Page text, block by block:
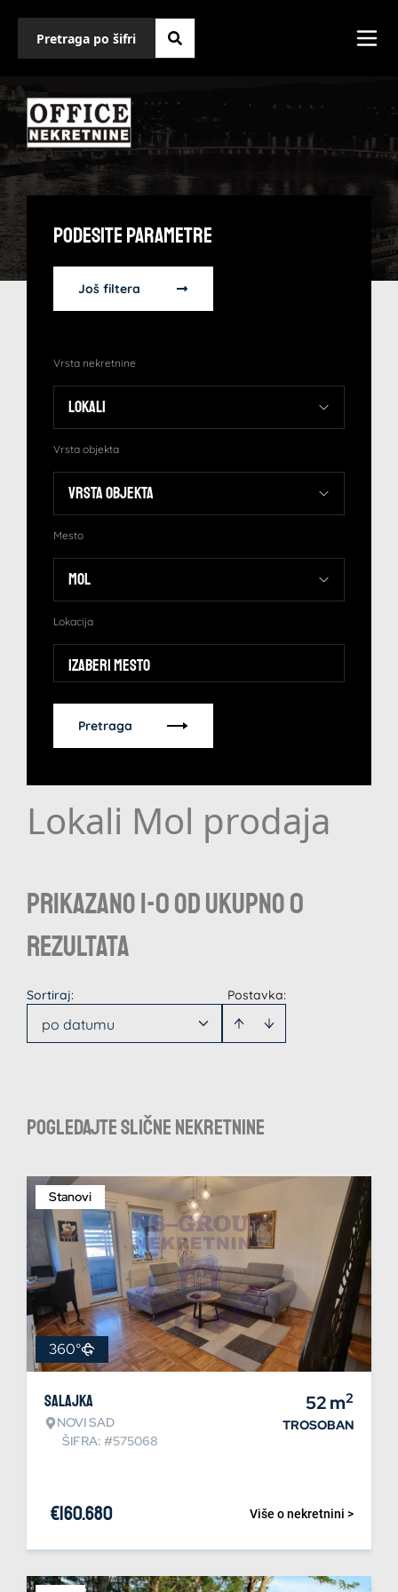
Podesite Parametre
Još filtera
Vrsta nekretnine
Vrsta objekta
Mesto
Lokacija
Izaberi mesto
Pretraga
Lokali Mol prodaja
Prikazano 1-0 od ukupno 0
rezultata
Postavka:
Sortiraj:
po datumu
Pogledajte slične nekretnine
Stanovi
360°
Salajka
NOVI SAD
ŠIFRA: #575068
52m2
TROSOBAN
Više o nekretnini >
€160.680